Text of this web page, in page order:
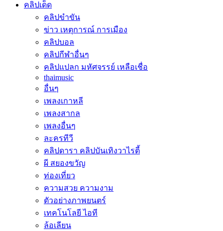
คลิปเด็ด
คลิปขำขัน
ข่าว เหตุการณ์ การเมือง
คลิปบอล
คลิปกีฬาอื่นๆ
คลิปแปลก มหัศจรรย์ เหลือเชื่อ
thaimusic
อื่นๆ
เพลงเกาหลี
เพลงสากล
เพลงอื่นๆ
ละครทีวี
คลิปดารา คลิปบันเทิงวาไรตี้
ผี สยองขวัญ
ท่องเที่ยว
ความสวย ความงาม
ตัวอย่างภาพยนตร์
เทคโนโลยี ไอที
ล้อเลียน